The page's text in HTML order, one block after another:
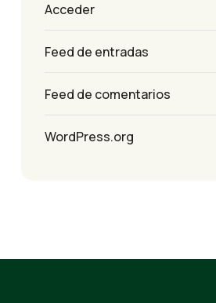
Acceder
Feed de entradas
Feed de comentarios
WordPress.org